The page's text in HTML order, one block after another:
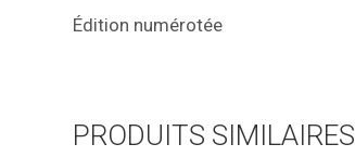
Édition numérotée
PRODUITS SIMILAIRES